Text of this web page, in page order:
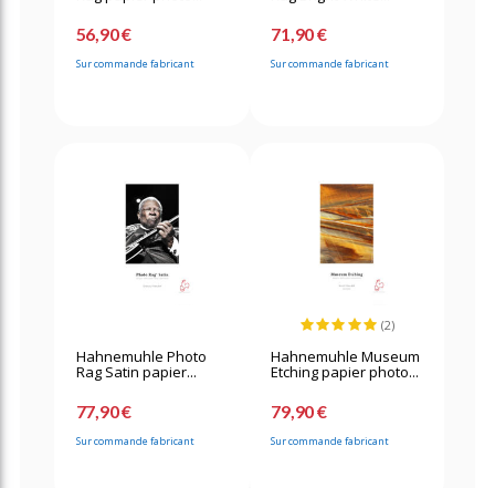
56,90 €
Sur commande fabricant
71,90 €
Sur commande fabricant
Hahnemuhle Photo
Rag Satin papier...
77,90 €
Sur commande fabricant
(2)
Hahnemuhle Museum
Etching papier photo...
79,90 €
Sur commande fabricant